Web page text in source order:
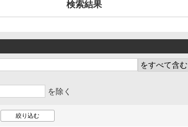
検索結果
を除く